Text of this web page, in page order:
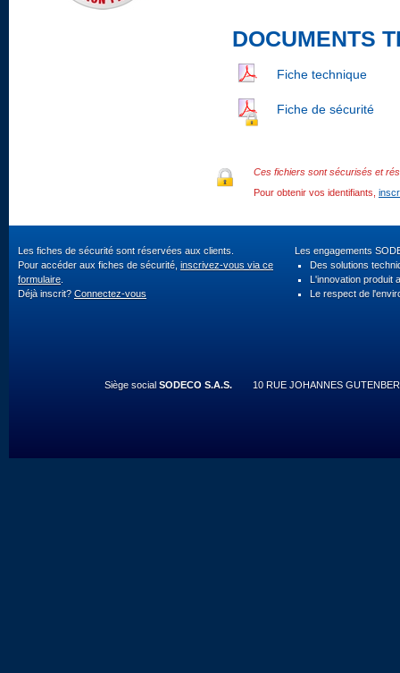
DOCUMENTS
Fiche technique
Fiche de sécurité
Ces fichiers sont sécurisés et
Pour obtenir vos identifiants,
Les fiches de sécurité sont réservées aux clients.
Pour accéder aux fiches de sécurité, inscrivez-vous via ce
formulaire
Déjà inscrit? Connectez-vous
Les engagements
Des solutions
L'innovation produit
Le respect de
Siège social SODECO S.A.S. 10 RUE JOHANNES